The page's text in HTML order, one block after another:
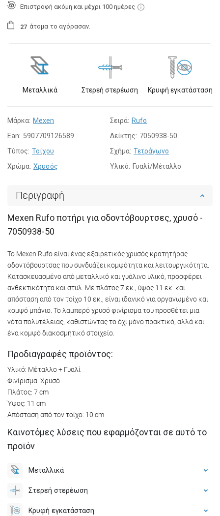
Επιστροφή ακόμη και μέχρι 100 ημέρες
27 άτομα το αγόρασαν.
Μεταλλικά Στερεή στερέωση Κρυφή εγκατάσταση
Μάρκα: Mexen Σειρά: Rufo
Ean: 5907709126589 Δείκτης: 7050938-50
Τύπος: Τοίχου Σχήμα: Τετράγωνο
Χρώμα: Χρυσός Υλικό: Γυαλί/Μέταλλο
Περιγραφή
Mexen Rufo ποτήρι για οδοντόβουρτσες, χρυσό -
7050938-50
Το Mexen Rufo είναι ένας εξαιρετικός χρυσός κρατητήρας
οδοντόβουρτσας που συνδυάζει κομψότητα και λειτουργικότητα.
Κατασκευασμένο από μεταλλικό και γυάλινο υλικό, προσφέρει
ανθεκτικότητα και στυλ. Με πλάτος 7 εκ., ύψος 11 εκ. και
απόσταση από τον τοίχο 10 εκ., είναι ιδανικό για οργανωμένο και
κομψό μπάνιο. Το λαμπερό χρυσό φινίρισμα του προσθέτει μια
νότα πολυτέλειας, καθιστώντας το όχι μόνο πρακτικό, αλλά και
ένα κομψό διακοσμητικό στοιχείο.
Προδιαγραφές προϊόντος:
Υλικό: Μέταλλο + Γυαλί
Φινίρισμα: Χρυσό
Πλάτος: 7 cm
Ύψος: 11 cm
Απόσταση από τον τοίχο: 10 cm
Καινοτόμες λύσεις που εφαρμόζονται σε αυτό το
προϊόν
Μεταλλικά
Στερεή στερέωση
Κρυφή εγκατάσταση